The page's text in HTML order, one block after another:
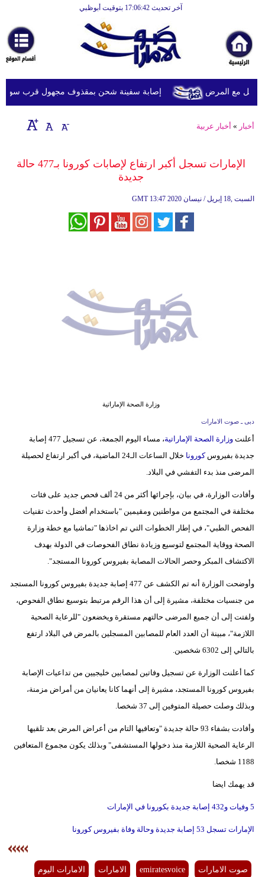
آخر تحديث 17:06:42 بتوقيت أبوظبي
أخبارعاجلة
رياضة
ثقافة
إقتصاد
وموسيقى
إسلامية
مدوَّنات
سيارات
إصابة سفينة شحن بمقذوف مجهول قرب سواحل مع المرض
أخبار » أخبار عربية
الإمارات تسجل أكبر ارتفاع لإصابات كورونا بـ477 حالة
جديدة
GMT 13:47 2020 السبت ,18 إبريل / نيسان
وزارة الصحة الإماراتية
دبى ـ صوت الامارات
أعلنت وزارة الصحة الإماراتية
، مساء اليوم الجمعة، عن تسجيل 477 إصابة
جديدة بفيروس كورونا
خلال الساعات الـ24 الماضية، في أكبر ارتفاع لحصيلة
المرضى منذ بدء التفشي في البلاد.
وأفادت الوزارة، في بيان، بإجرائها أكثر من 24 ألف فحص جديد على فئات
مختلفة في المجتمع من مواطنين ومقيمين "باستخدام أفضل وأحدث تقنيات
الفحص الطبي"، في إطار الخطوات التي تم اخاذها "تماشيا مع خطة وزارة
الصحة ووقاية المجتمع لتوسيع وزيادة نطاق الفحوصات في الدولة بهدف
الاكتشاف المبكر وحصر الحالات المصابة بفيروس كورونا المستجد".
وأوضحت الوزارة أنه تم الكشف عن 477 إصابة جديدة بفيروس كورونا المستجد
من جنسيات مختلفة، مشيرة إلى أن هذا الرقم مرتبط بتوسيع نطاق الفحوص،
ولفتت إلى أن جميع المرضى حالتهم مستقرة ويخضعون "للرعاية الصحية
اللازمة"، مبينة أن العدد العام للمصابين المسجلين بالمرض في البلاد ارتفع
بالتالي إلى 6302 شخصين.
كما أعلنت الوزارة عن تسجيل وفاتين لمصابين خليجيين من تداعيات الإصابة
بفيروس كورونا المستجد، مشيرة إلى أنهما كانا يعانيان من أمراض مزمنة،
وبذلك وصلت حصيلة المتوفين إلى 37 شخصا.
وأفادت بشفاء 93 حالة جديدة "وتعافيها التام من أعراض المرض بعد تلقيها
الرعاية الصحية اللازمة منذ دخولها المستشفى" وبذلك يكون مجموع المتعافين
1188 شخصا.
قد يهمك ايضا
5 وفيات و432 إصابة جديدة بكورونا في الإمارات
الإمارات تسجل 53 إصابة جديدة وحالة وفاة بفيروس كورونا
صوت الامارات emiratesvoice الامارات الامارات اليوم